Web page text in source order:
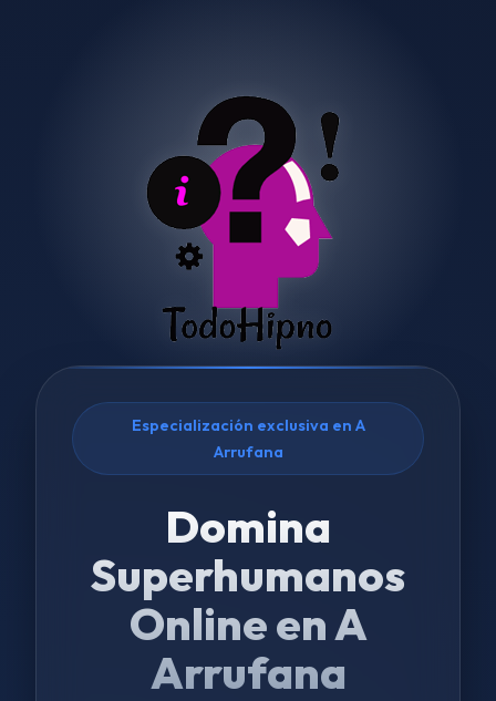
Especialización exclusiva en A
Arrufana
Domina
Superhumanos
Online en A
Arrufana